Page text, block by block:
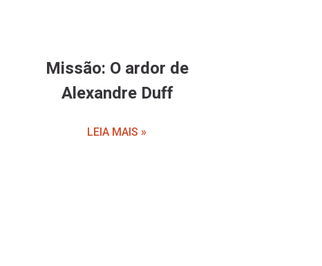
Missão: O ardor de
Alexandre Duff
LEIA MAIS »